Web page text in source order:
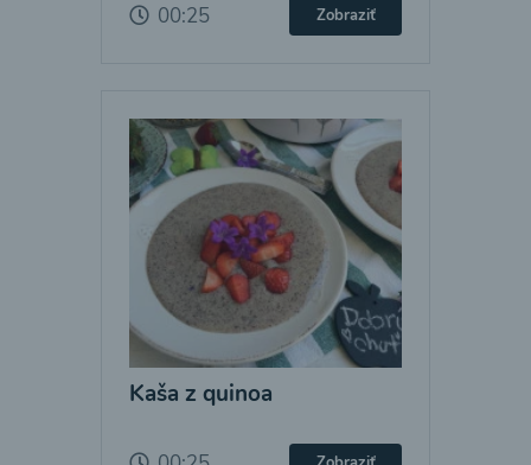
00:25 Zobraziť
Kaša z quinoa